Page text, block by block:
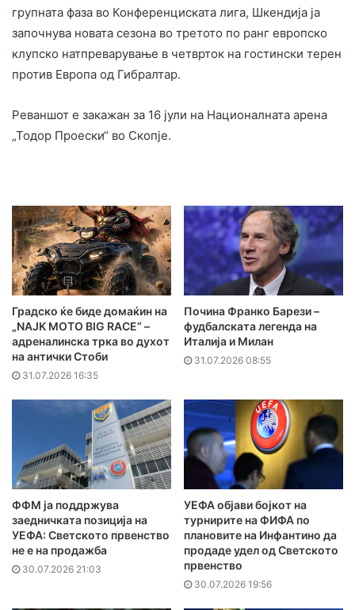
групната фаза во Конференциската лига, Шкендија ја
започнува новата сезона во третото по ранг европско
клупско натпреварување в четврток на гостински терен
против Европа од Гибралтар.
Реваншот е закажан за 16 јули на Националната арена
„Тодор Проески“ во Скопје.
Градско ќе биде домаќин на
„NAJK MOTO BIG RACE“ –
адреналинска трка во духот
на антички Стоби
31.07.2026 16:35
Почина Франко Барези –
фудбалската легенда на
Италија и Милан
31.07.2026 08:55
ФФМ ја поддржува
заедничката позиција на
УЕФА: Светското првенство
не е на продажба
30.07.2026 21:03
УЕФА објави бојкот на
турнирите на ФИФА по
плановите на Инфантино да
продаде удел од Светското
првенство
30.07.2026 19:56